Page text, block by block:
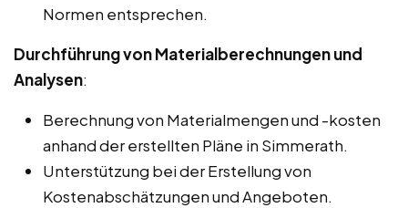
Normen entsprechen.
Durchführung von Materialberechnungen und
Analysen:
Berechnung von Materialmengen und -kosten
anhand der erstellten Pläne in Simmerath.
Unterstützung bei der Erstellung von
Kostenabschätzungen und Angeboten.